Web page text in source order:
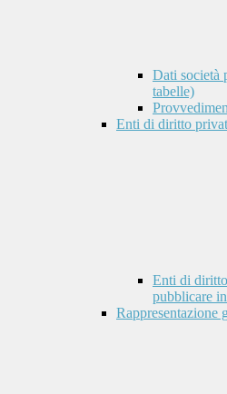
Dati società
tabelle)
Enti di diritto
Enti di
pubblicare
Rappresentazione